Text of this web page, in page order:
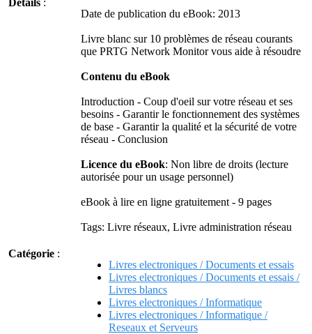
Détails :
Date de publication du eBook: 2013
Livre blanc sur 10 problèmes de réseau courants
que PRTG Network Monitor vous aide à résoudre
Contenu du eBook
Introduction - Coup d'oeil sur votre réseau et ses
besoins - Garantir le fonctionnement des systèmes
de base - Garantir la qualité et la sécurité de votre
réseau - Conclusion
Licence du eBook: Non libre de droits (lecture
autorisée pour un usage personnel)
eBook à lire en ligne gratuitement - 9 pages
Tags: Livre réseaux, Livre administration réseau
Catégorie :
Livres electroniques / Documents et essais
Livres electroniques / Documents et essais /
Livres blancs
Livres electroniques / Informatique
Livres electroniques / Informatique /
Reseaux et Serveurs